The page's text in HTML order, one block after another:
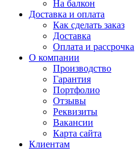
На балкон
Доставка и оплата
Как сделать заказ
Доставка
Оплата и рассрочка
О компании
Производство
Гарантия
Портфолио
Отзывы
Реквизиты
Вакансии
Карта сайта
Клиентам